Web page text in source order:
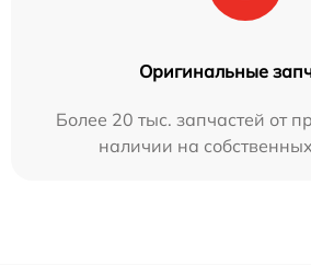
Оригинальные
Более 20 тыс. запчастей от
наличии на